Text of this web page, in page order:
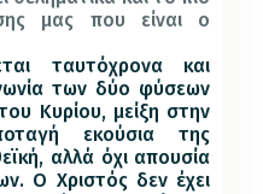
μας που είναι ο
ταυτόχρονα και
των δύο φύσεων
Κυρίου, μείξη στην
εκούσια της
αλλά όχι απουσία
Ο Χριστός δεν έχει